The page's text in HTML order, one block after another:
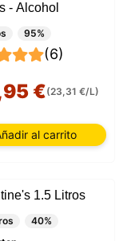
- Alcohol
95%
(6)
€(23,31 €/L)
al carrito
1.5 Litros
40%